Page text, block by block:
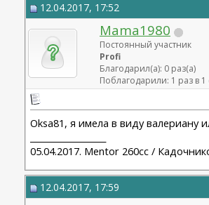
12.04.2017, 17:52
Mama1980
Постоянный участник
Profi
Благодарил(а): 0 раз(а)
Поблагодарили: 1 раз в
Oksa81, я имела в виду валериану
05.04.2017. Mentor 260cc /
12.04.2017, 17:59